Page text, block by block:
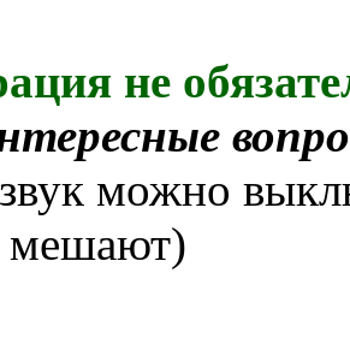
не
можно
мешают)